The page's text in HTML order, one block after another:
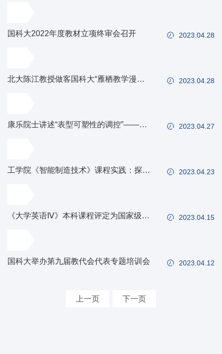
2023.04.28
国科大2022年度教材立项终审会召开
2023.04.28
北大陈江教授做客国科大“雁栖教学漫
2023.04.27
康乐院士讲述“表型可塑性的调控”——生
2023.04.23
工学院《智能制造技术》课程实践：探索
2023.04.15
《大学英语Ⅳ》本科课程评定为国家级线
2023.04.12
国科大举办第九届教代会代表专题培训会
上一页 下一页